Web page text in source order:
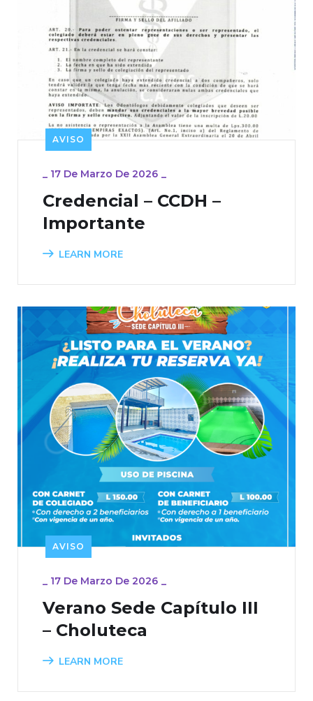
AVISO
_ 17 De Marzo De 2026 _
Credencial – CCDH –
Importante
LEARN MORE
AVISO
_ 17 De Marzo De 2026 _
Verano Sede Capítulo III
– Choluteca
LEARN MORE